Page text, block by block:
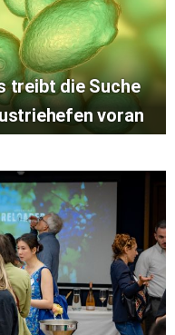
treibt die Suche
voran